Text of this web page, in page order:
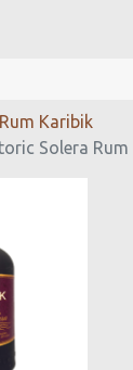
Rum Karibik
Solera Rum